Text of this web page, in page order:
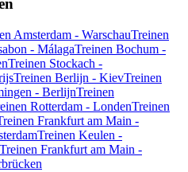
Amsterdam - WarschauTreinen
- MálagaTreinen Bochum -
Treinen Stockach -
Treinen Berlijn - KievTreinen
- BerlijnTreinen
Rotterdam - LondenTreinen
Frankfurt am Main -
Treinen Keulen -
Treinen Frankfurt am Main -